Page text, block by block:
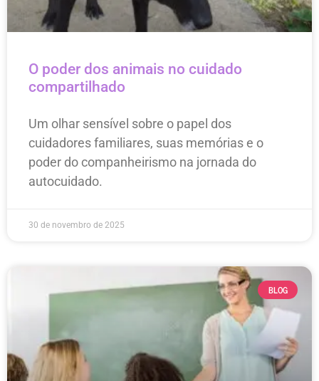
O poder dos animais no cuidado
compartilhado
Um olhar sensível sobre o papel dos
cuidadores familiares, suas memórias e o
poder do companheirismo na jornada do
autocuidado.
30 de novembro de 2025
BLOG